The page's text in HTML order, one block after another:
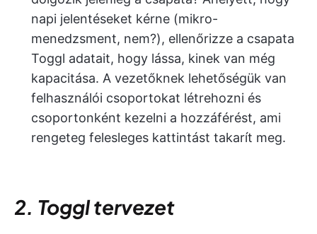
napi jelentéseket kérne (mikro-
menedzsment, nem?), ellenőrizze a csapata
Toggl adatait, hogy lássa, kinek van még
kapacitása. A vezetőknek lehetőségük van
felhasználói csoportokat létrehozni és
csoportonként kezelni a hozzáférést, ami
rengeteg felesleges kattintást takarít meg.
2. Toggl tervezet